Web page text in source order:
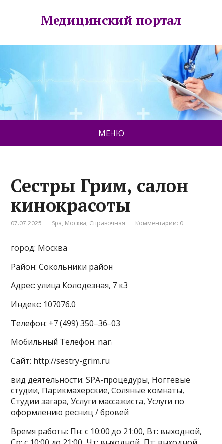
Медицинский портал
МЕНЮ
Сестры Грим, салон
кинокрасоты
07.07.2025 Spa, Москва, Справочная Комментарии: 0
город: Москва
Район: Сокольники район
Адрес: улица Колодезная, 7 к3
Индекс: 107076.0
Телефон: +7 (499) 350‒36‒03
Мобильный Телефон: nan
Сайт: http://sestry-grim.ru
вид деятельности: SPA-процедуры, Ногтевые
студии, Парикмахерские, Соляные комнаты,
Студии загара, Услуги массажиста, Услуги по
оформлению ресниц / бровей
Время работы: Пн: с 10:00 до 21:00, Вт: выходной,